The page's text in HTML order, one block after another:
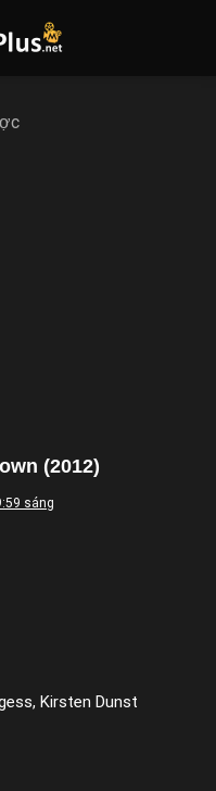
(2012)
sáng
Kirsten Dunst